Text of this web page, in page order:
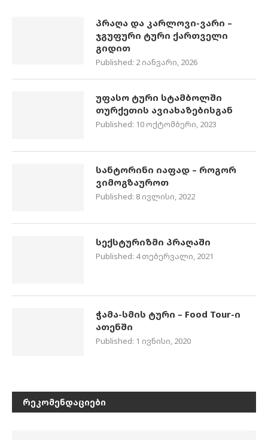
პრაღა და კარლოვი-ვარი –
ჯგუფური ტური ქართველი
გიდით
Published: 2 იანვარი, 2026
უფასო ტური სტამბოლში
თურქეთის ავიახაზებისგან
Published: 10 ოქტომბერი, 2023
სანტორინი იაფად – როგორ
ვიმოგზაუროთ
Published: 8 ივლისი, 2022
სექსტურიზმი პრაღაში
Published: 4 თებერვალი, 2021
ჭამა-სმის ტური – Food Tour-ი
ათენში
Published: 1 ივნისი, 2020
ᲠᲔᲙᲝᲛᲔᲜᲓᲐᲪᲘᲔᲑᲘ